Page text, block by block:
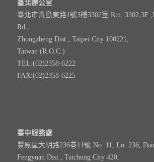
臺北辦公室
臺北市青島東路1號3樓3302室 Rm. 3302,3F
Rd.,
Zhongzheng Dist., Taipei City 100221,
Taiwan (R.O.C.)
TEL:(02)2358-6222
FAX:(02)2358-6225
臺中服務處
豐原區大明路236巷11號 No. 11, Ln. 236,
Fengyuan Dist., Taichung City 420,